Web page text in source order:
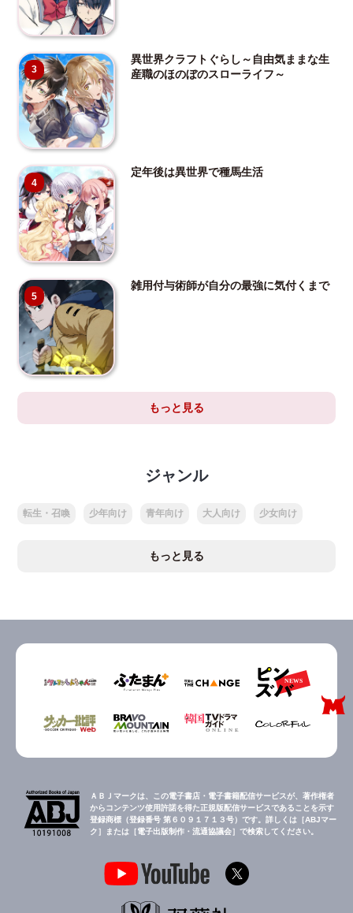
3
異世界クラフトぐらし～自由気ままな生
産職のほのぼのスローライフ～
4
定年後は異世界で種馬生活
5
雑用付与術師が自分の最強に気付くまで
もっと見る
ジャンル
転生・召喚 少年向け 青年向け 大人向け 少女向け
もっと見る
ＡＢＪマークは、この電子書店・電子書籍配信サービスが、著作権者
からコンテンツ使用許諾を得た正規版配信サービスであることを示す
登録商標（登録番号 第６０９１７１３号）です。詳しくは［ABJマー
ク］または［電子出版制作・流通協議会］で検索してください。